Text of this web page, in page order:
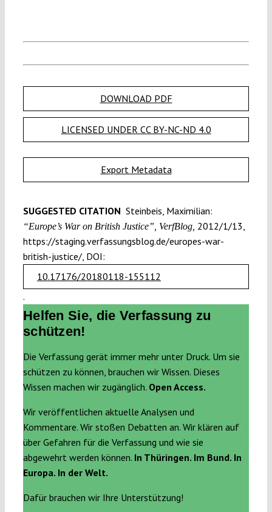
DOWNLOAD PDF
LICENSED UNDER CC BY-NC-ND 4.0
Export Metadata
SUGGESTED CITATION Steinbeis, Maximilian:
“Europe’s War on British Justice”, VerfBlog, 2012/1/13,
https://staging.verfassungsblog.de/europes-war-
british-justice/, DOI:
10.17176/20180118-155112
.
Helfen Sie, die Verfassung zu
schützen!
Die Verfassung gerät immer mehr unter Druck. Um sie
schützen zu können, brauchen wir Wissen. Dieses
Wissen machen wir zugänglich. Open Access.
Wir veröffentlichen aktuelle Analysen und
Kommentare. Wir stoßen Debatten an. Wir klären auf
über Gefahren für die Verfassung und wie sie
abgewehrt werden können. In Thüringen. Im Bund. In
Europa. In der Welt.
Dafür brauchen wir Ihre Unterstützung!